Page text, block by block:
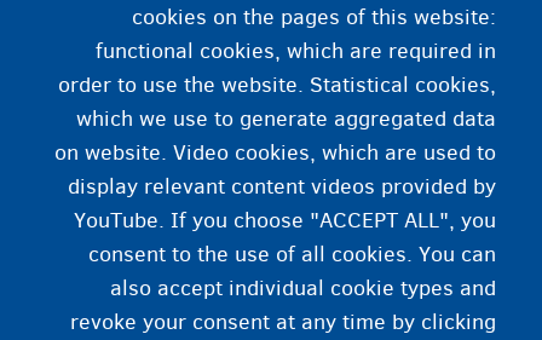
خانواده پذیرنده کودک
در جستجوی خانواده خود هستی
سرپرست‌ شما
cookies on the pages of this website:
functional cookies, which are required in
order to use the website. Statistical cookies,
which we use to generate aggregated data
on website. Video cookies, which are used to
display relevant content videos provided by
YouTube. If you choose "ACCEPT ALL", you
consent to the use of all cookies. You can
also accept individual cookie types and
revoke your consent at any time by clicking